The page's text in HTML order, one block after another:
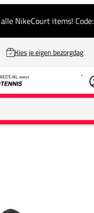
NikeCourt items! Code:
Kies je eigen bezorgdag